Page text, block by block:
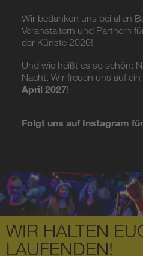
Wir bedanken uns bei allen
Veranstaltern und Partnern
der Künste 2026!
Und wie heißt es so schön:
Nacht. Wir freuen uns auf
April 2027!
Folgt uns auf Instagram
WIR HALTEN
LAUFENDEN!